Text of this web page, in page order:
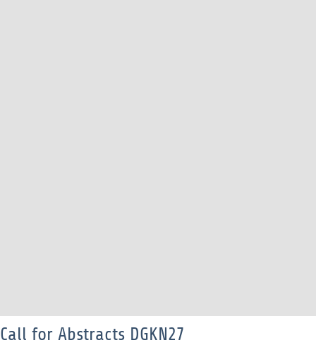
Call for Abstracts DGKN27